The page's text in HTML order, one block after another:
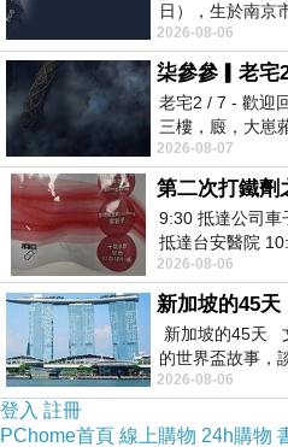
想要購買【Keeley Ann
路露趾高跟涼鞋(黑色
了!也求助谷哥大神 發現
貴-真皮碎花紋路露趾高
的評價真的不錯想想哪
文.分享文行李箱/旅遊用
價.熱銷.開箱文.優缺點比
最後選擇在這購買【
皮碎花紋路露趾高跟涼鞋
因,是因為比較有保障,也
才選擇在這購入
日），生於南京
赴美深造並取得
2026-08-06
柒參參▎老宅
老宅2 / 7 - 歡迎
三樓，廄，大崽
個人整整齊齊地
2026-08-07
第二次打鐵劑
9:30 抵達公司車
抵達台安醫院
去的 B12 彌可保
2026-08-06
新加坡的45天
新加坡的45
的世界盃故事，
2026-08-06
登入 註冊
PChome首頁 線上購物 24h購物